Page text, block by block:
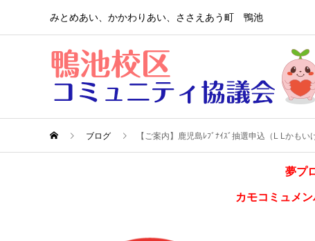
みとめあい、かかわりあい、ささえあう町 鴨池
ブログ 【ご案内】鹿児島ﾚﾌﾞﾅｲｽﾞ抽選申込（L Lかも
夢プ
カモコミュメ